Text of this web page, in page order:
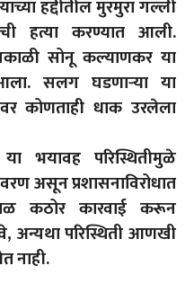
हद्दीतील मुरमुरा गल्ली
हत्या करण्यात आली.
सोनू कल्याणकर या
सलग घडणाऱ्या या
कोणताही धाक उरलेला
भयावह परिस्थितीमुळे
असून प्रशासनाविरोधात
कठोर कारवाई करून
अन्यथा परिस्थिती आणखी
नाही.